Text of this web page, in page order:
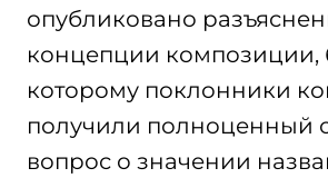
опубликовано
концепции композиции,
которому поклонники
получили полноценный
вопрос о значении